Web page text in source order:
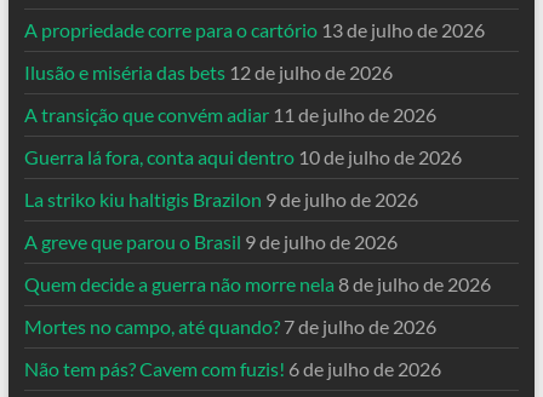
A propriedade corre para o cartório 13 de julho de 2026
Ilusão e miséria das bets 12 de julho de 2026
A transição que convém adiar 11 de julho de 2026
Guerra lá fora, conta aqui dentro 10 de julho de 2026
La striko kiu haltigis Brazilon 9 de julho de 2026
A greve que parou o Brasil 9 de julho de 2026
Quem decide a guerra não morre nela 8 de julho de 2026
Mortes no campo, até quando? 7 de julho de 2026
Não tem pás? Cavem com fuzis! 6 de julho de 2026